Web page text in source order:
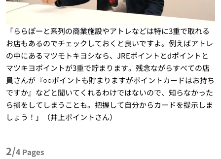
「ららぽーと系列の商業施設やアトレなどは特に3重で取れる
お店もあるのでチェックしておくと良いですよ。例えばアトレ
の中にあるマツモトキヨシなら、JREポイントとdポイントと
マツキヨポイントが3重で貯まります。残念ながらすべての店
員さんが『○○ポイントも貯まりますがポイントカードはお持ち
ですか』などと聞いてくれるわけではないので、知らなかった
ら損をしてしまうことも。把握して自分からカードを提示しま
しょう！」（井上ポイントさん）
2/4 Pages